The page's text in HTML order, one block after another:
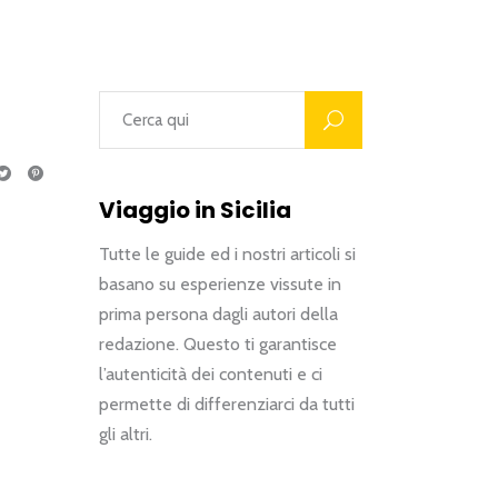
Viaggio in Sicilia
Tutte le guide ed i nostri articoli si
basano su esperienze vissute in
prima persona dagli autori della
redazione. Questo ti garantisce
l’autenticità dei contenuti e ci
permette di differenziarci da tutti
gli altri.